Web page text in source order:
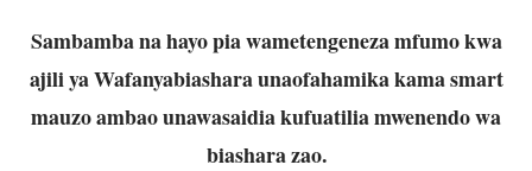
Sambamba na hayo pia wametengeneza mfumo kwa
ajili ya Wafanyabiashara unaofahamika kama smart
mauzo ambao unawasaidia kufuatilia mwenendo wa
biashara zao.